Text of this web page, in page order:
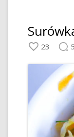
23